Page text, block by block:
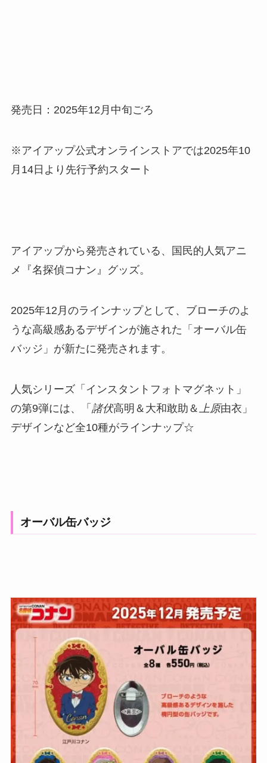
発売日：2025年12月中旬ごろ
※アイアップ公式オンラインストアでは2025年10
月14日より先行予約スタート
アイアップから発売されている、国民的人気アニ
メ『名探偵コナン』グッズ。
2025年12月のラインナップとして、ブローチのよ
うな高級感あるデザインが施された「オーバル缶
バッジ」が新たに発売されます。
人気シリーズ「インスタントフォトマグネット」
の第9弾には、「 諸伏高明＆大和敢助＆ 上原由衣」
デザインなど全10種がラインナップ☆
オーバル缶バッジ